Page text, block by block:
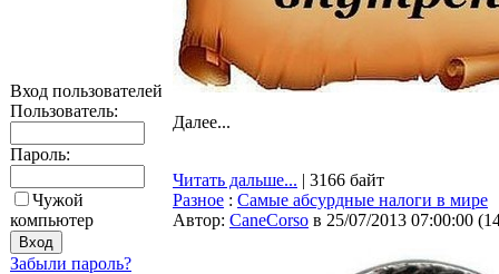
Вход пользователей
Пользователь:
Пароль:
Чужой
компьютер
Забыли пароль?
Далее...
Читать дальше... | 3166 байт
Разное : Самые абсурдные налоги в мире
Автор: CaneCorso в 25/07/2013 07:00:00 (